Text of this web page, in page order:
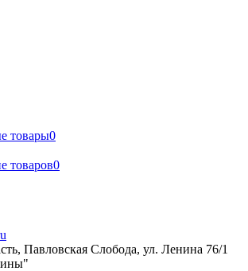
товары0
товаров0
Павловская Слобода, ул. Ленина 76/1